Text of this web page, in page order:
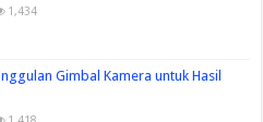
1,434
Gimbal Kamera untuk Hasil
1,418